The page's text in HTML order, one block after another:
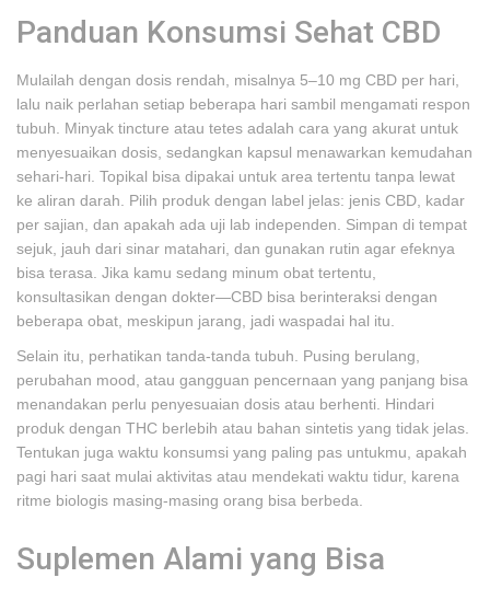
Panduan Konsumsi Sehat CBD
Mulailah dengan dosis rendah, misalnya 5–10 mg CBD per hari,
lalu naik perlahan setiap beberapa hari sambil mengamati respon
tubuh. Minyak tincture atau tetes adalah cara yang akurat untuk
menyesuaikan dosis, sedangkan kapsul menawarkan kemudahan
sehari-hari. Topikal bisa dipakai untuk area tertentu tanpa lewat
ke aliran darah. Pilih produk dengan label jelas: jenis CBD, kadar
per sajian, dan apakah ada uji lab independen. Simpan di tempat
sejuk, jauh dari sinar matahari, dan gunakan rutin agar efeknya
bisa terasa. Jika kamu sedang minum obat tertentu,
konsultasikan dengan dokter—CBD bisa berinteraksi dengan
beberapa obat, meskipun jarang, jadi waspadai hal itu.
Selain itu, perhatikan tanda-tanda tubuh. Pusing berulang,
perubahan mood, atau gangguan pencernaan yang panjang bisa
menandakan perlu penyesuaian dosis atau berhenti. Hindari
produk dengan THC berlebih atau bahan sintetis yang tidak jelas.
Tentukan juga waktu konsumsi yang paling pas untukmu, apakah
pagi hari saat mulai aktivitas atau mendekati waktu tidur, karena
ritme biologis masing-masing orang bisa berbeda.
Suplemen Alami yang Bisa